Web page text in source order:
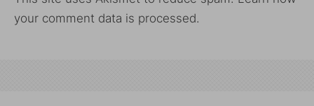
your comment data is processed.